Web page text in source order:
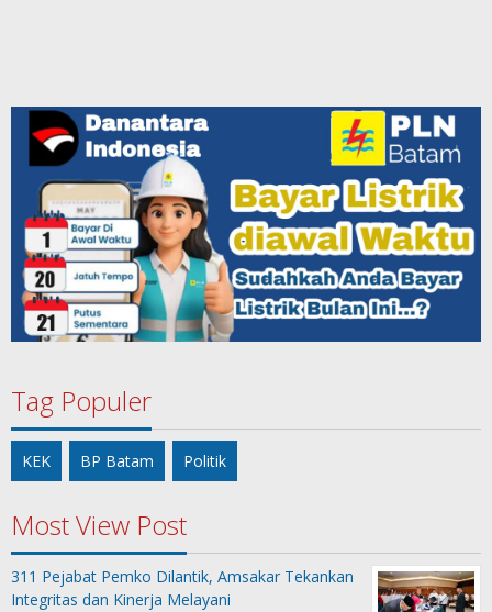
Tag Populer
KEK BP Batam Politik
Most View Post
311 Pejabat Pemko Dilantik, Amsakar Tekankan
Integritas dan Kinerja Melayani